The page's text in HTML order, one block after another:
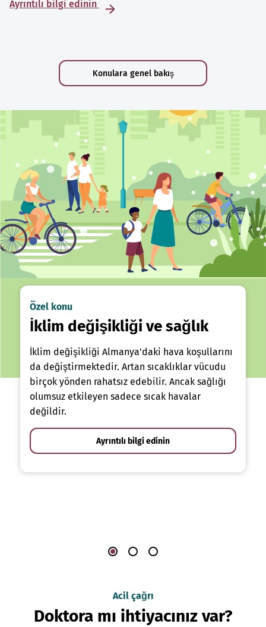
Ayrıntılı bilgi edinin
Konulara genel bakış
Özel konu
İklim değişikliği ve sağlık
İklim değişikliği Almanya'daki hava koşullarını
da değiştirmektedir. Artan sıcaklıklar vücudu
birçok yönden rahatsız edebilir. Ancak sağlığı
olumsuz etkileyen sadece sıcak havalar
değildir.
Ayrıntılı bilgi edinin
Acil çağrı
Doktora mı ihtiyacınız var?